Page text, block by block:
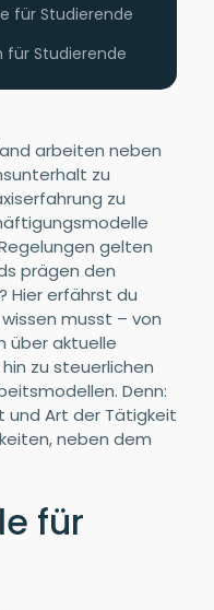
für Studierende
für Studierende
arbeiten neben
zu
zu
gelten
prägen den
Hier erfährst du
musst – von
über aktuelle
zu steuerlichen
Denn:
und Art der Tätigkeit
neben dem
für